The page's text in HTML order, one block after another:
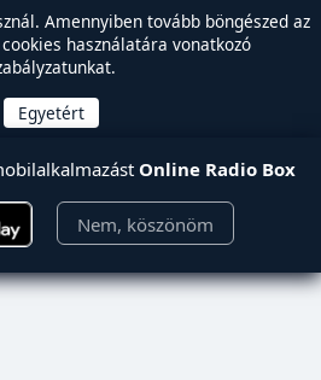
Amennyiben tovább böngészed az
használatára vonatkozó
Online Radio Box
Nem, köszönöm